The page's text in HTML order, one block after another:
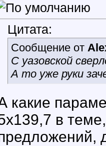
Цитата:
Сообщение от
С уазовской
А то уже руки
какие
в